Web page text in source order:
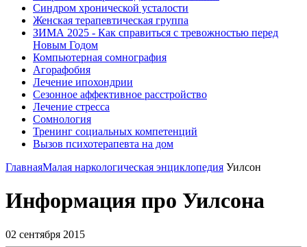
Синдром хронической усталости
Женская терапевтическая группа
ЗИМА 2025 - Как справиться с тревожностью перед
Новым Годом
Компьютерная сомнография
Агорафобия
Лечение ипохондрии
Сезонное аффективное расстройство
Лечение стресса
Сомнология
Тренинг социальных компетенций
Вызов психотерапевта на дом
ГлавнаяМалая наркологическая энциклопедия Уилсон
Информация про Уилсона
02 сентября 2015